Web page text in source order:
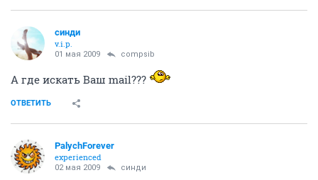
синди
v.i.p.
01 мая 2009 compsib
А где искать Ваш mail???
ОТВЕТИТЬ
PalychForever
experienced
02 мая 2009 синди